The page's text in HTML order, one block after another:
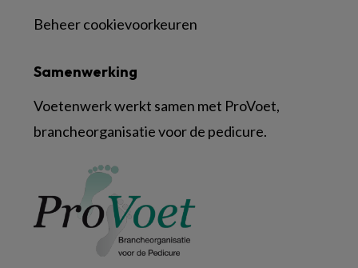
Samenwerking
Voetenwerk werkt samen met ProVoet,
brancheorganisatie voor de pedicure.
Beheer cookievoorkeuren